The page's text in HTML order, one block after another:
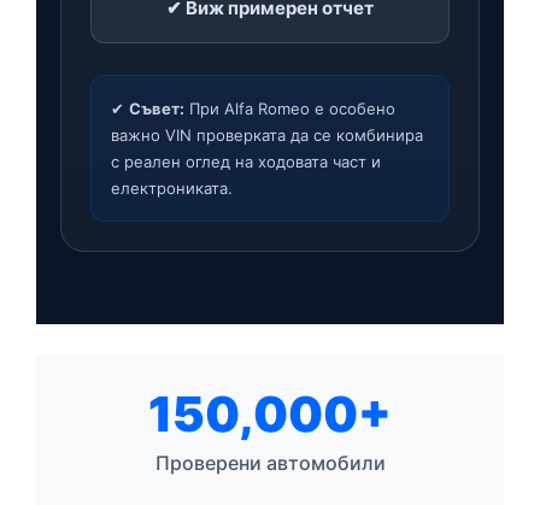
✔ Виж примерен отчет
✔ Съвет: При Alfa Romeo е особено
важно VIN проверката да се комбинира
с реален оглед на ходовата част и
електрониката.
150,000+
Проверени автомобили